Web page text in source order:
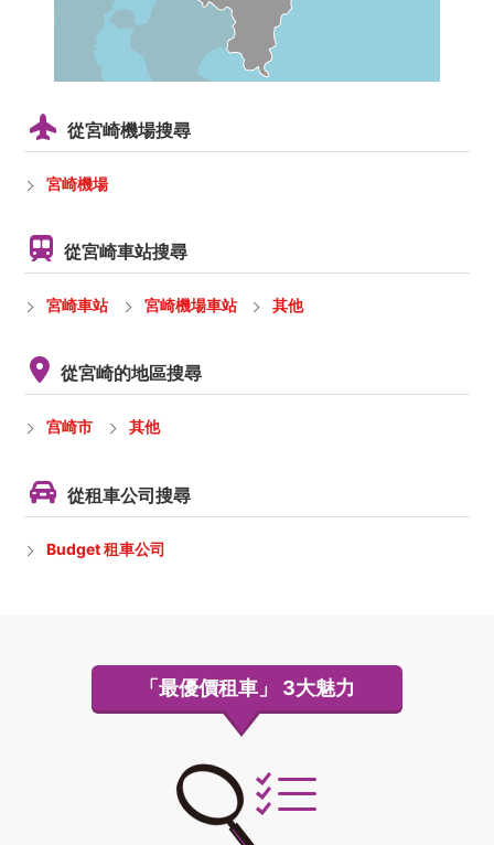
從宮崎機場搜尋
宮崎機場
從宮崎車站搜尋
宮崎車站 宮崎機場車站 其他
從宮崎的地區搜尋
宫崎市 其他
從租車公司搜尋
Budget 租車公司
「最優價租車」 3大魅力